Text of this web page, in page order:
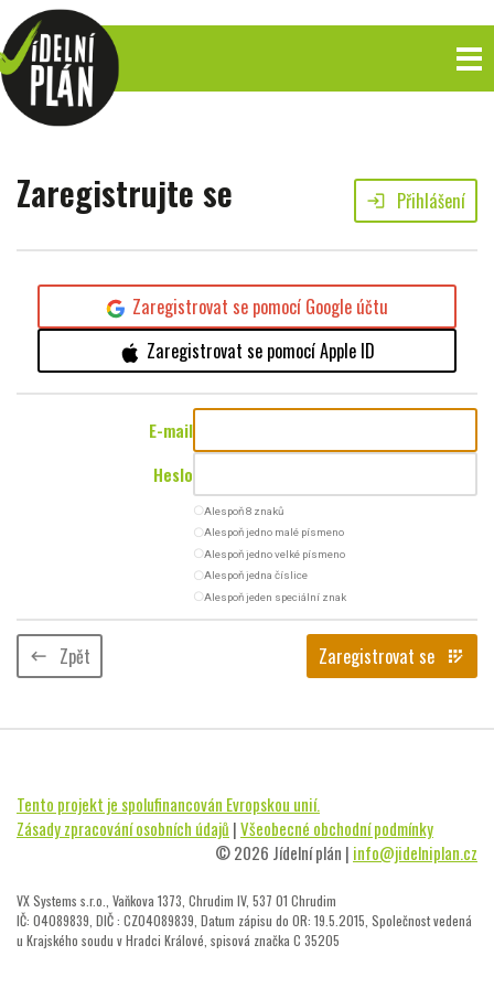
Zaregistrujte se login Přihlášení
Zaregistrovat se pomocí Google účtu
Zaregistrovat se pomocí Apple ID
E-mail
Heslo
radio_button_uncheckedAlespoň 8 znaků
radio_button_uncheckedAlespoň jedno malé písmeno
radio_button_uncheckedAlespoň jedno velké písmeno
radio_button_uncheckedAlespoň jedna číslice
radio_button_uncheckedAlespoň jeden speciální znak
keyboard_backspace Zpět Zaregistrovat se app_registration
Tento projekt je spolufinancován Evropskou unií.
Zásady zpracování osobních údajů |Všeobecné obchodní podmínky
© 2026 Jídelní plán | info@jidelniplan.cz
VX Systems s.r.o., Vaňkova 1373, Chrudim IV, 537 01 Chrudim
IČ: 04089839, DIČ : CZ04089839, Datum zápisu do OR: 19.5.2015, Společnost vedená
u Krajského soudu v Hradci Králové, spisová značka C 35205